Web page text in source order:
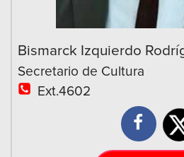
Bismarck Izquierdo
Secretario de Cultura
Ext.4602